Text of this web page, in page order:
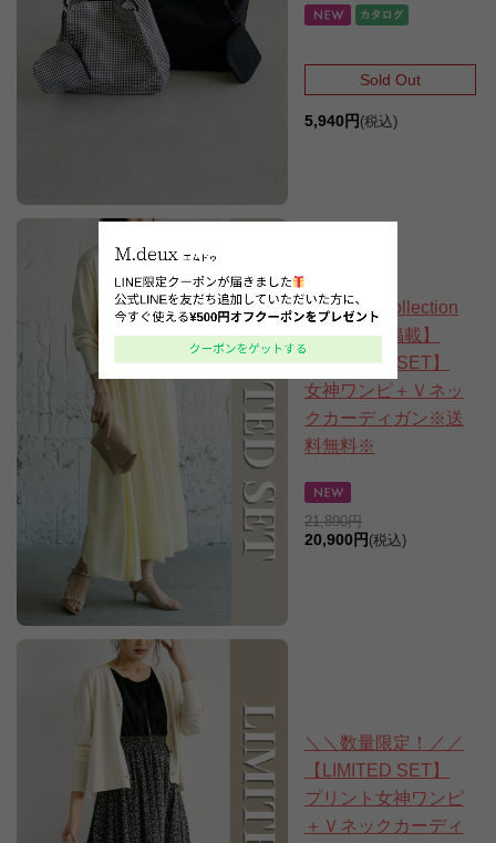
Sold Out
5,940円 (税込)
【Spring Collection
2026 vol.2掲載】
【LIMITED SET】
女神ワンピ＋Ｖネッ
クカーディガン※送
料無料※
21,890円
20,900円 (税込)
＼＼数量限定！／／
【LIMITED SET】
プリント女神ワンピ
＋Ｖネックカーディ